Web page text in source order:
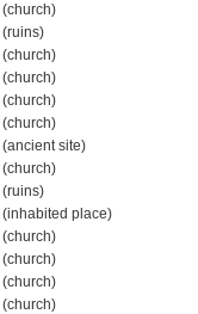
(church)
(ruins)
(church)
(church)
(church)
(church)
(ancient site)
(church)
(ruins)
(inhabited place)
(church)
(church)
(church)
(church)